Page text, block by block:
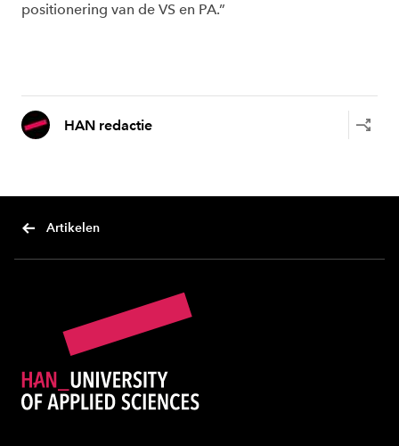
positionering van de VS en PA.”
HAN redactie
Artikelen